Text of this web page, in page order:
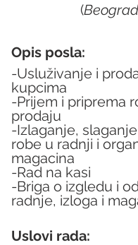
(Beograd
Opis posla:
-Usluživanje i
kupcima
-Prijem i priprema
prodaju
-Izlaganje,
robe u radnji i
magacina
-Rad na kasi
-Briga o izgledu i
radnje, izloga i
Uslovi rada: